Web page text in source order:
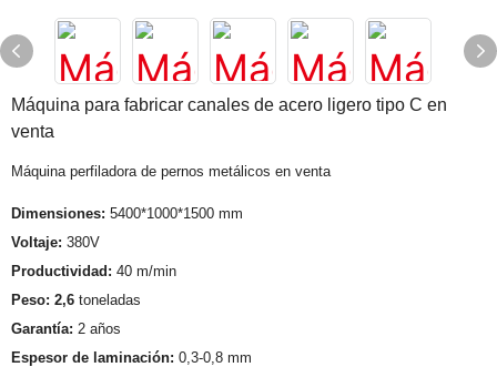
Máquina para fabricar canales de acero ligero tipo C en
venta
Máquina perfiladora de pernos metálicos en venta
Dimensiones: 5400*1000*1500 mm
Voltaje: 380V
Productividad: 40 m/min
Peso: 2,6 toneladas
Garantía: 2 años
Espesor de laminación: 0,3-0,8 mm